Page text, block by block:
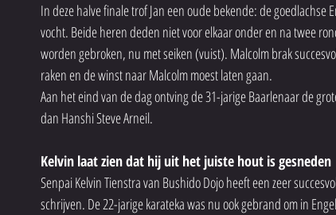
In deze halve finale trof Jan een oude bekende: de
vocht. Beide heren deden niet voor elkaar onder en na twee
worden gebroken, nu met seiken (vuist). Malcolm brak
raken en de winst naar Malcolm moest laten gaan.
Aan het eind van de dag ontving de 31-jarige Baarlenaar de
dan Hanshi Steve Arneil.
Kelvin laat zien dat hij uit het juiste hout is gesneden
Senpai Kelvin Tienstra van Bushido Dojo heeft een zeer
schrijven. De 22-jarige karateka was nu ook gebrand om in